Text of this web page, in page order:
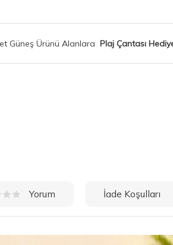
Güneş Ürünü Alanlara Plaj Çantası
Yorum İade Koşulları